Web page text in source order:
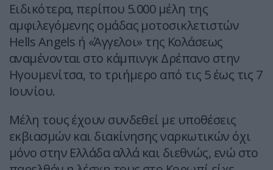
Ειδικότερα, περίπου 5.000 μέλη της
αμφιλεγόμενης ομάδας μοτοσικλετιστών
Hells Angels ή «Άγγελοι» της Κολάσεως
αναμένονται στο κάμπινγκ Δρέπανο στην
Ηγουμενίτσα, το τριήμερο από τις 5 έως τις 7
Ιουνίου.
Μέλη τους έχουν συνδεθεί με υποθέσεις
εκβιασμών και διακίνησης ναρκωτικών όχι
μόνο στην Ελλάδα αλλά και διεθνώς, ενώ στο